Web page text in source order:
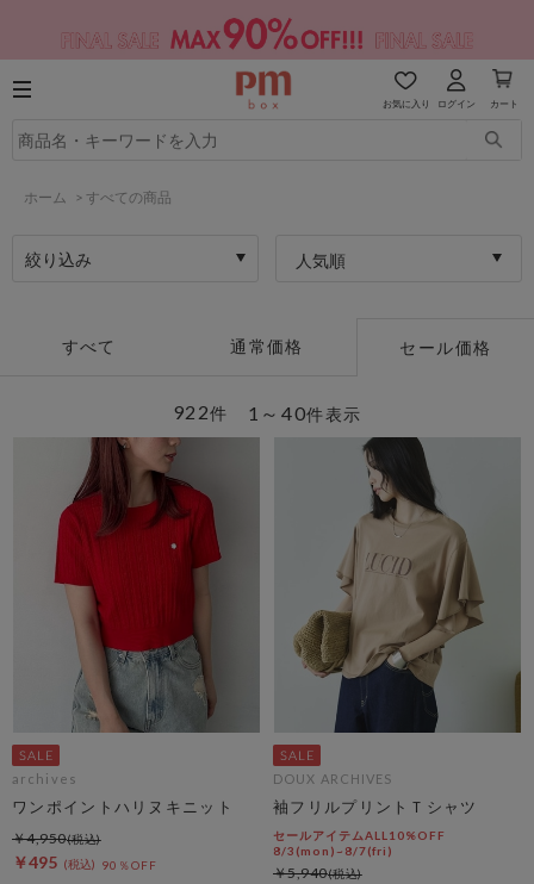
お気に入り ログイン カート
ホーム > すべての商品
絞り込み 人気順
すべて 通常価格 セール価格
1～40件表示
922件
archives
ワンポイントハリヌキニット
￥495 90％OFF
￥4,950
DOUX ARCHIVES
袖フリルプリントＴシャツ
セールアイテムALL10%OFF
8/3(mon)~8/7(fri)
￥5,940